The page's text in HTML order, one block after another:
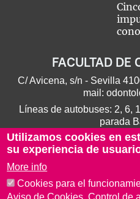
FACULTAD DE
C/ Avicena, s/n - Sevilla
mail:
Líneas de autobuses: 2, 6,
parada
Utilizamos cookies en
su experiencia de
More info
Cookies para el
Aviso de Cookies. Control de